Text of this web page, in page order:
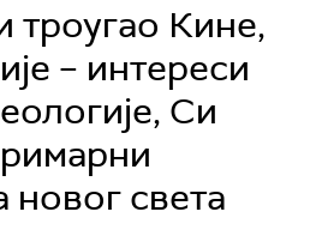
троугао Кине,
– интереси
Си
света